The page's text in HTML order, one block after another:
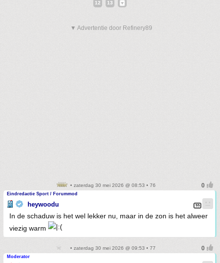
12 13
▼ Advertentie door Refinery89
• zaterdag 30 mei 2026 @ 08:53 • 76
Eindredactie Sport / Forummod
heywoodu
In de schaduw is het wel lekker nu, maar in de zon is het alweer
viezig warm
• zaterdag 30 mei 2026 @ 09:53 • 77
Moderator